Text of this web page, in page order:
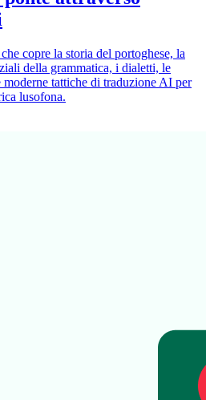
copre la storia del portoghese, la
della grammatica, i dialetti, le
tattiche di traduzione AI per
lusofona.